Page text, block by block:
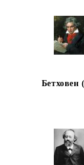
Бетховен